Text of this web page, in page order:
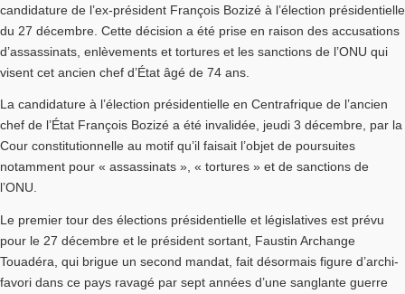
candidature de l’ex-président François Bozizé à l’élection présidentielle
du 27 décembre. Cette décision a été prise en raison des accusations
d’assassinats, enlèvements et tortures et les sanctions de l’ONU qui
visent cet ancien chef d’État âgé de 74 ans.
La candidature à l’élection présidentielle en Centrafrique de l’ancien
chef de l’État François Bozizé a été invalidée, jeudi 3 décembre, par la
Cour constitutionnelle au motif qu’il faisait l’objet de poursuites
notamment pour « assassinats », « tortures » et de sanctions de
l’ONU.
Le premier tour des élections présidentielle et législatives est prévu
pour le 27 décembre et le président sortant, Faustin Archange
Touadéra, qui brigue un second mandat, fait désormais figure d’archi-
favori dans ce pays ravagé par sept années d’une sanglante guerre